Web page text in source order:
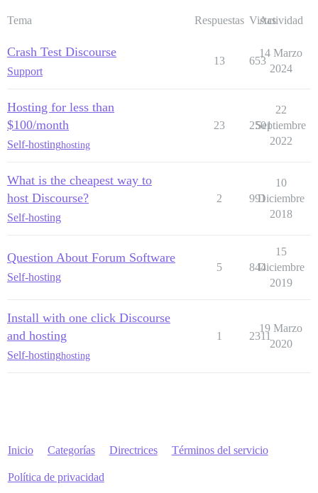
Tema Respuestas Vistas
Actividad
Crash Test Discourse
Support
13 653
14 Marzo
2024
Hosting for less than
$100/month
Self-hostinghosting
23 2501
22
Septiembre
2022
What is the cheapest way to
host Discourse?
Self-hosting
2 991
10
Diciembre
2018
Question About Forum Software
Self-hosting
5 844
15
Diciembre
2019
Install with one click Discourse
and hosting
Self-hostinghosting
1 2311
19 Marzo
2020
Inicio Categorías Directrices Términos del servicio
Política de privacidad